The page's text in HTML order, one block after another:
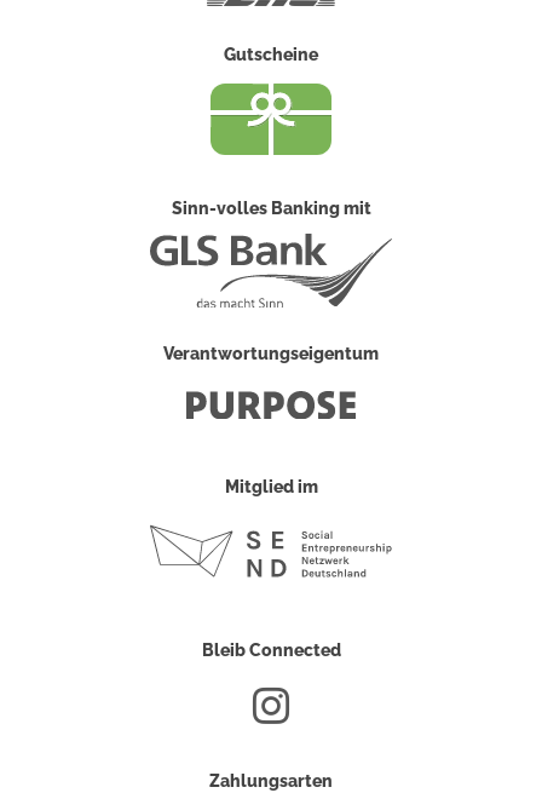
Gutscheine
Sinn-volles Banking mit
Verantwortungseigentum
Mitglied im
Bleib Connected
Zahlungsarten